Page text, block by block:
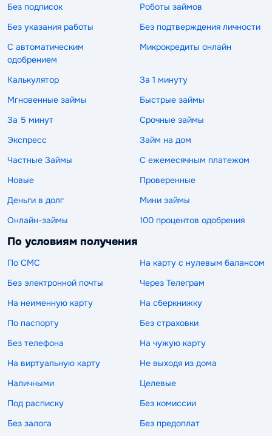
Без подписок
Роботы займов
Без указания работы
Без подтверждения личности
С автоматическим
одобрением
Микрокредиты онлайн
Калькулятор
За 1 минуту
Мгновенные займы
Быстрые займы
За 5 минут
Срочные займы
Экспресс
Займ на дом
Частные Займы
С ежемесячным платежом
Новые
Проверенные
Деньги в долг
Мини займы
Онлайн-займы
100 процентов одобрения
По условиям получения
По СМС
На карту с нулевым балансом
Без электронной почты
Через Телеграм
На неименную карту
На сберкнижку
По паспорту
Без страховки
Без телефона
На чужую карту
На виртуальную карту
Не выходя из дома
Наличными
Целевые
Под расписку
Без комиссии
Без залога
Без предоплат